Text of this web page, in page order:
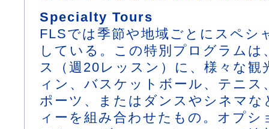
Specialty Tours
FLSでは季節や地域ごとにスペシ
している。この特別プログラムは
ス（週20レッスン）に、様々な観
ィン、バスケットボール、テニ
ポーツ、またはダンスやシネマ
ィーを組み合わせたもの。オプ